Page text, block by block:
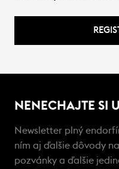
NENECHAJTE SI
Newsletter plný
ním aj ďalšie dôvody
pozvánky a ďalšie